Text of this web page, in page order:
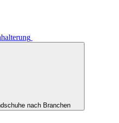
nach Branchen